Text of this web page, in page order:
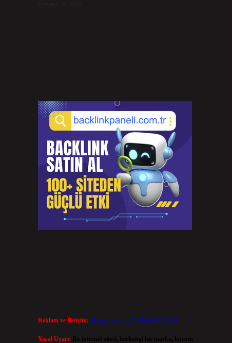
Temmuz 16, 2026
Reklam ve İletişim: Skype: live:.cid.575569c608265c69
Yasal Uyarı:
Bu internet sitesi, herhangi bir marka, kurum